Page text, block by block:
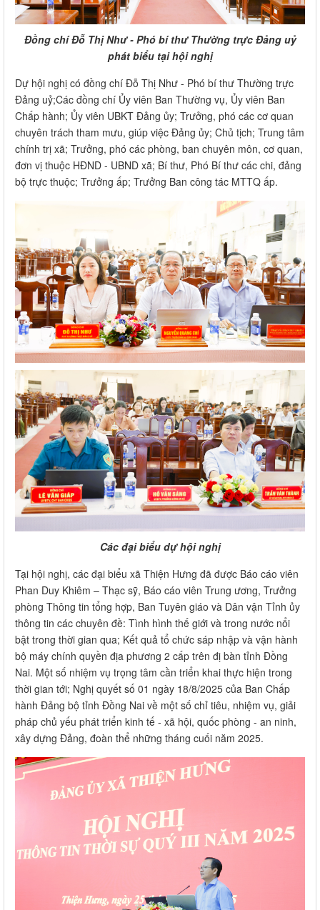
Đồng chí Đỗ Thị Như - Phó bí thư Thường trực Đảng uỷ
phát biểu tại hội nghị
Dự hội nghị có đồng chí Đỗ Thị Như - Phó bí thư Thường trực
Đảng uỷ;Các đồng chí Ủy viên Ban Thường vụ, Ủy viên Ban
Chấp hành; Ủy viên UBKT Đảng ủy; Trưởng, phó các cơ quan
chuyên trách tham mưu, giúp việc Đảng ủy; Chủ tịch; Trung tâm
chính trị xã; Trưởng, phó các phòng, ban chuyên môn, cơ quan,
đơn vị thuộc HĐND - UBND xã; Bí thư, Phó Bí thư các chi, đảng
bộ trực thuộc; Trưởng ấp; Trưởng Ban công tác MTTQ ấp.
Các đại biểu dự hội nghị
Tại hội nghị, các đại biểu xã Thiện Hưng đã được Báo cáo viên
Phan Duy Khiêm – Thạc sỹ, Báo cáo viên Trung ương, Trưởng
phòng Thông tin tổng hợp, Ban Tuyên giáo và Dân vận Tỉnh ủy
thông tin các chuyên đề: Tình hình thế giới và trong nước nổi
bật trong thời gian qua; Kết quả tổ chức sáp nhập và vận hành
bộ máy chính quyền địa phương 2 cấp trên đị bàn tỉnh Đồng
Nai. Một số nhiệm vụ trọng tâm cần triển khai thực hiện trong
thời gian tới; Nghị quyết số 01 ngày 18/8/2025 của Ban Chấp
hành Đảng bộ tỉnh Đồng Nai về một số chỉ tiêu, nhiệm vụ, giải
pháp chủ yếu phát triển kinh tế - xã hội, quốc phòng - an ninh,
xây dựng Đảng, đoàn thể những tháng cuối năm 2025.